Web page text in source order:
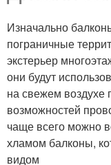
Изначально
пограничные
экстерьер
они будут
на свежем воздухе
возможностей
чаще всего можно
хламом балконы,
видом